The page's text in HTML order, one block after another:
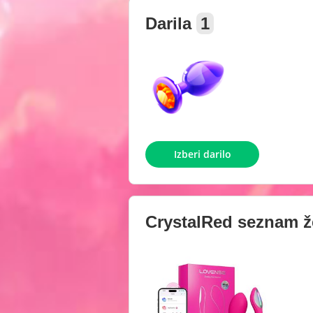
Darila 1
Izberi darilo
CrystalRed seznam